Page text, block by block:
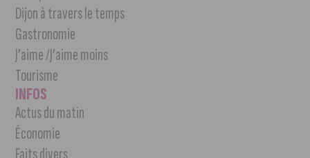
Dijon à travers le temps
Gastronomie
J’aime /J’aime moins
Tourisme
INFOS
Actus du matin
Économie